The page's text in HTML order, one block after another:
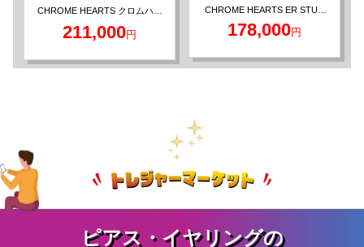
CHROME HEARTS クロムハー
タッドピアス
211,000円
CHROME HEARTS ER STUD
タッドピアス
178,000円
TIFFANY&Co. ティファニー ツ
ング
68,600円
CHROME HEARTS クロムハー
ダイヤ スタッドピアス 22K
140,100円
ピアス・イヤリングの